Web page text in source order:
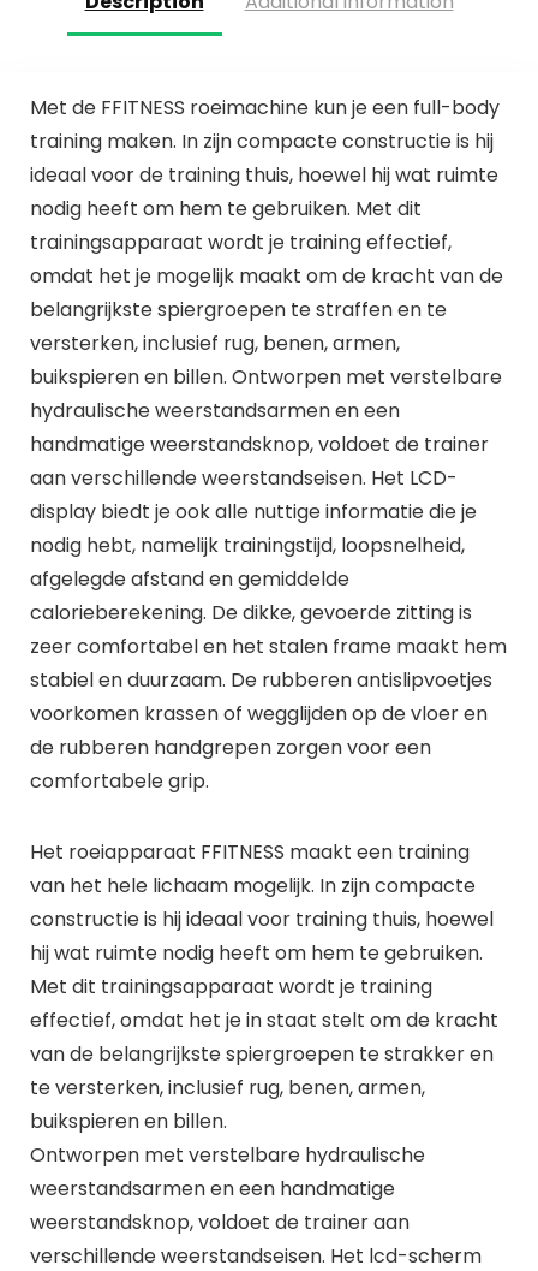
Met de FFITNESS roeimachine kun je een full-body
training maken. In zijn compacte constructie is hij
ideaal voor de training thuis, hoewel hij wat ruimte
nodig heeft om hem te gebruiken. Met dit
trainingsapparaat wordt je training effectief,
omdat het je mogelijk maakt om de kracht van de
belangrijkste spiergroepen te straffen en te
versterken, inclusief rug, benen, armen,
buikspieren en billen. Ontworpen met verstelbare
hydraulische weerstandsarmen en een
handmatige weerstandsknop, voldoet de trainer
aan verschillende weerstandseisen. Het LCD-
display biedt je ook alle nuttige informatie die je
nodig hebt, namelijk trainingstijd, loopsnelheid,
afgelegde afstand en gemiddelde
calorieberekening. De dikke, gevoerde zitting is
zeer comfortabel en het stalen frame maakt hem
stabiel en duurzaam. De rubberen antislipvoetjes
voorkomen krassen of wegglijden op de vloer en
de rubberen handgrepen zorgen voor een
comfortabele grip.
Het roeiapparaat FFITNESS maakt een training
van het hele lichaam mogelijk. In zijn compacte
constructie is hij ideaal voor training thuis, hoewel
hij wat ruimte nodig heeft om hem te gebruiken.
Met dit trainingsapparaat wordt je training
effectief, omdat het je in staat stelt om de kracht
van de belangrijkste spiergroepen te strakker en
te versterken, inclusief rug, benen, armen,
buikspieren en billen.
Ontworpen met verstelbare hydraulische
weerstandsarmen en een handmatige
weerstandsknop, voldoet de trainer aan
verschillende weerstandseisen. Het lcd-scherm